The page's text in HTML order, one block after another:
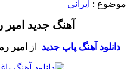
موضوع : ایرانی
آهنگ جدید
دانلود آهنگ پاپ جدید از امیر